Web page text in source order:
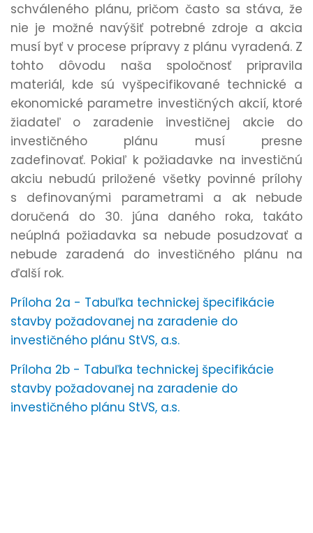
schváleného plánu, pričom často sa stáva, že
nie je možné navýšiť potrebné zdroje a akcia
musí byť v procese prípravy z plánu vyradená. Z
tohto dôvodu naša spoločnosť pripravila
materiál, kde sú vyšpecifikované technické a
ekonomické parametre investičných akcií, ktoré
žiadateľ o zaradenie investičnej akcie do
investičného plánu musí presne
zadefinovať. Pokiaľ k požiadavke na investičnú
akciu nebudú priložené všetky povinné prílohy
s definovanými parametrami a ak nebude
doručená do 30. júna daného roka, takáto
neúplná požiadavka sa nebude posudzovať a
nebude zaradená do investičného plánu na
ďalší rok.
Príloha 2a - Tabuľka technickej špecifikácie
stavby požadovanej na zaradenie do
investičného plánu StVS, a.s.
Príloha 2b - Tabuľka technickej špecifikácie
stavby požadovanej na zaradenie do
investičného plánu StVS, a.s.